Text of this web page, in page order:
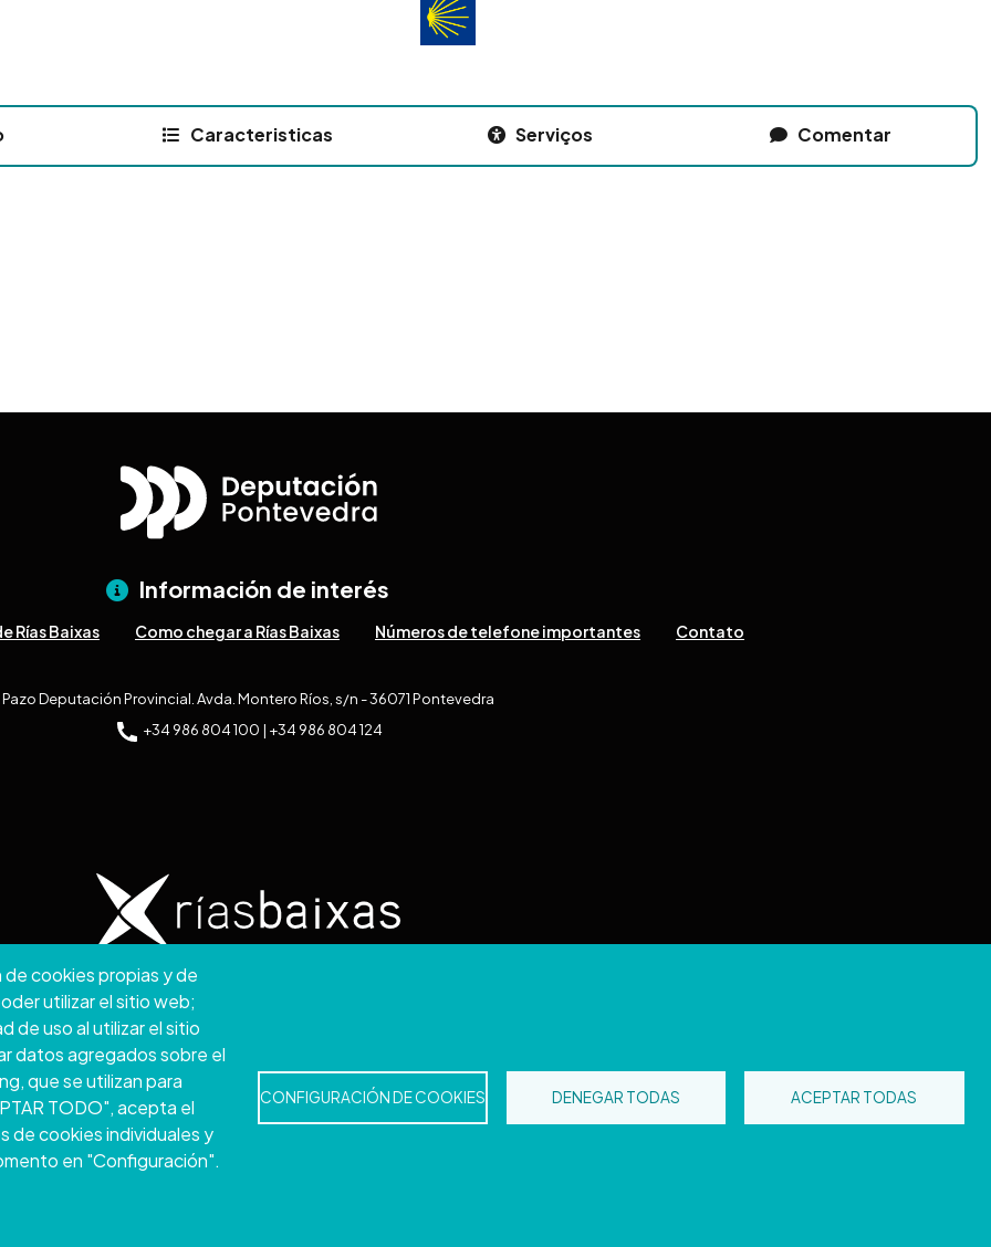
Caracteristicas Serviços Comentar
cookies propias y de
utilizar el sitio web;
de uso al utilizar el sitio
datos agregados sobre el
que se utilizan para
TODO", acepta el
de cookies individuales y
en "Configuración".
CONFIGURACIÓN DE COOKIES DENEGAR TODAS ACEPTAR TODAS
Información de interés
Rías Baixas Como chegar a Rías Baixas Números de telefone importantes Contato
Pazo Deputación Provincial. Avda. Montero Ríos, s/n - 36071 Pontevedra
+34 986 804 100 | +34 986 804 124
Conselho Provincial de Pontevedra.
Disclamer Accessibility